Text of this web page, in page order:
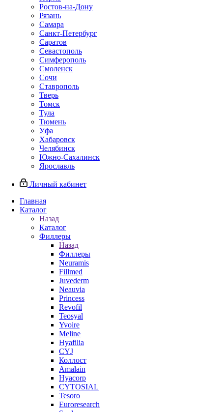
Ростов-на-Дону
Рязань
Самара
Санкт-Петербург
Саратов
Севастополь
Симферополь
Смоленск
Сочи
Ставрополь
Тверь
Томск
Тула
Тюмень
Уфа
Хабаровск
Челябинск
Южно-Сахалинск
Ярославль
Личный кабинет
Главная
Каталог
Назад
Каталог
Филлеры
Назад
Филлеры
Neuramis
Fillmed
Juvederm
Neauvia
Princess
Revofil
Teosyal
Yvoire
Meline
Hyafilia
CYJ
Коллост
Amalain
Hyacorp
CYTOSIAL
Tesoro
Euroresearch